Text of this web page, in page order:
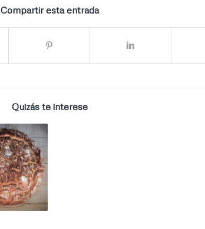
Compartir esta entrada
Quizás te interese